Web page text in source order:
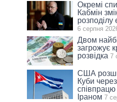
Окремі
Кабмін
розподілу
6 серпня
Двом
загрожує
розвідка 7
США
Куби
співпрацю
Іраном 7